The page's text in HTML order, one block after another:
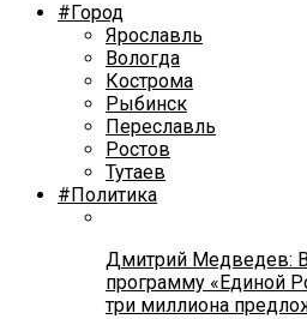
#Город
Ярославль
Вологда
Кострома
Рыбинск
Переславль
Ростов
Тутаев
#Политика
Дмитрий Медведев:
программу «Единой
три миллиона